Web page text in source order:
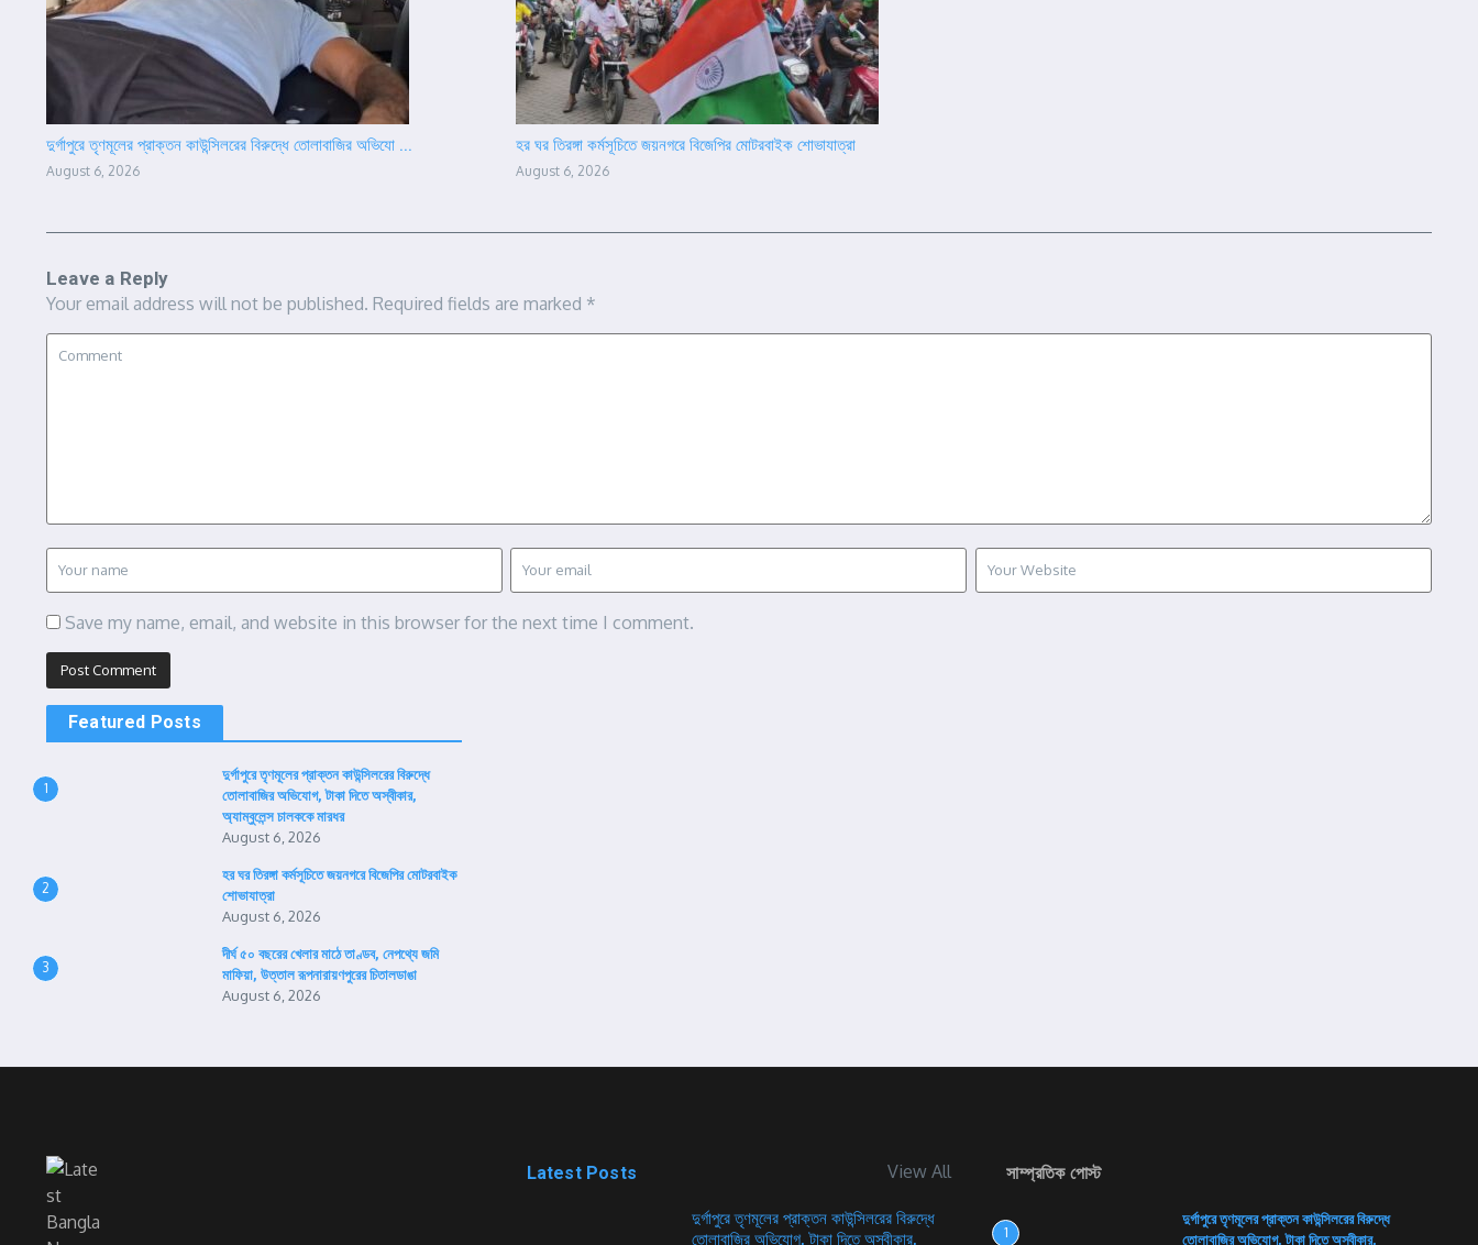
দুর্গাপুরে তৃণমূলের প্রাক্তন কাউন্সিলরের বিরুদ্ধে তোলাবাজির অভিযো ...
August 6, 2026
হর ঘর তিরঙ্গা কর্মসূচিতে জয়নগরে বিজেপির মোটরবাইক শোভাযাত্রা
August 6, 2026
Leave a Reply
Your email address will not be published. Required fields are marked *
Save my name, email, and website in this browser for the next time I comment.
Featured Posts
1
দুর্গাপুরে তৃণমূলের প্রাক্তন কাউন্সিলরের বিরুদ্ধে
তোলাবাজির অভিযোগ, টাকা দিতে অস্বীকার,
অ্যাম্বুলেন্স চালককে মারধর
August 6, 2026
2
হর ঘর তিরঙ্গা কর্মসূচিতে জয়নগরে বিজেপির মোটরবাইক
শোভাযাত্রা
August 6, 2026
3
দীর্ঘ ৫০ বছরের খেলার মাঠে তাণ্ডব, নেপথ্যে জমি
মাফিয়া, উত্তাল রূপনারায়ণপুরের চিতালডাঙা
August 6, 2026
Latest Posts View All
দুর্গাপুরে তৃণমূলের প্রাক্তন কাউন্সিলরের বিরুদ্ধে
তোলাবাজির অভিযোগ, টাকা দিতে অস্বীকার,
সাম্প্রতিক পোস্ট
1
দুর্গাপুরে তৃণমূলের প্রাক্তন কাউন্সিলরের বিরুদ্ধে
তোলাবাজির অভিযোগ, টাকা দিতে অস্বীকার,